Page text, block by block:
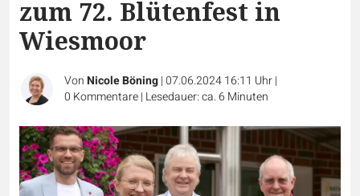
zum 72. Blütenfest in
Wiesmoor
VonNicole Böning|07.06.2024 16:11 Uhr|
0 Kommentare| Lesedauer: ca. 6 Minuten